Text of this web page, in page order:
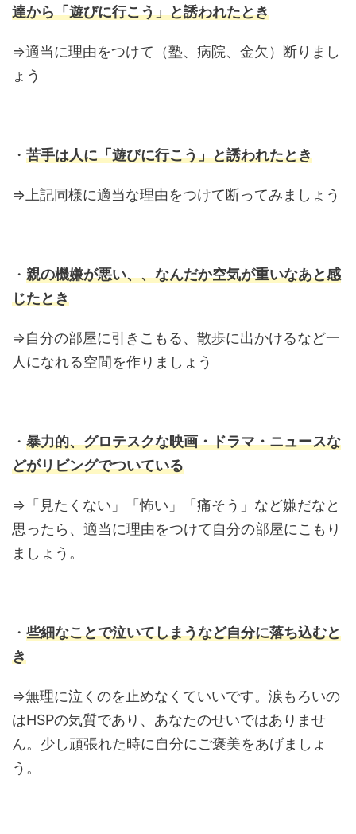
達から「遊びに行こう」と誘われたとき
⇒適当に理由をつけて（塾、病院、金欠）断りまし
ょう
・ 苦手は人に「遊びに行こう」と誘われたとき
⇒上記同様に適当な理由をつけて断ってみましょう
・ 親の機嫌が悪い、、なんだか空気が重いなあと感
じたとき
⇒自分の部屋に引きこもる、散歩に出かけるなど一
人になれる空間を作りましょう
・ 暴力的、グロテスクな映画・ドラマ・ニュースな
どがリビングでついている
⇒「見たくない」「怖い」「痛そう」など嫌だなと
思ったら、適当に理由をつけて自分の部屋にこもり
ましょう。
・ 些細なことで泣いてしまうなど自分に落ち込むと
き
⇒無理に泣くのを止めなくていいです。涙もろいの
はHSPの気質であり、あなたのせいではありませ
ん。少し頑張れた時に自分にご褒美をあげましょ
う。